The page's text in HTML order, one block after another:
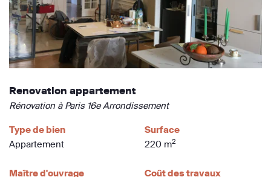
Renovation appartement
Rénovation à Paris 16e Arrondissement
Type de bien
Appartement
Surface
220 m2
Maître d'ouvrage
Coût des travaux